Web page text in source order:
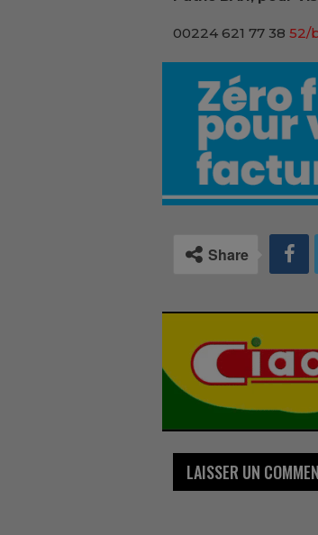
00224 621 77 38 52/
Share
LAISSER UN